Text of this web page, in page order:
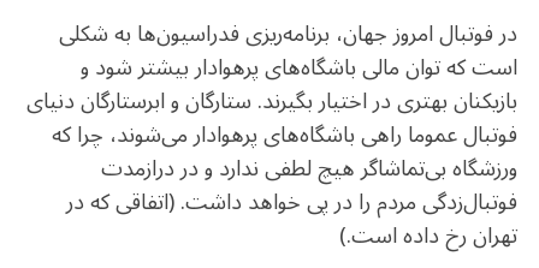
در فوتبال امروز جهان، برنامه‌ریزی فدراسیون‌ها به شکلی
است که توان مالی باشگاه‌های پرهوادار بیشتر شود و
بازیکنان بهتری در اختیار بگیرند. ستارگان و ابرستارگان دنیای
فوتبال عموما راهی باشگاه‌های پرهوادار می‌شوند، چرا که
ورزشگاه بی‌تماشاگر هیچ لطفی ندارد و در درازمدت
فوتبال‌زدگی مردم را در پی خواهد داشت. (اتفاقی که در
تهران رخ داده است.)